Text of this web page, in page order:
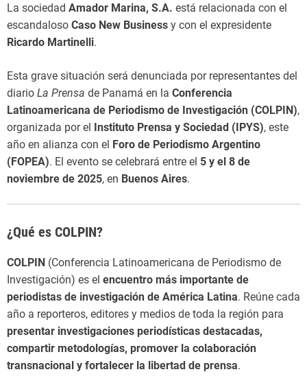
La sociedad Amador Marina, S.A. está relacionada con el
escandaloso Caso New Business y con el expresidente
Ricardo Martinelli.
Esta grave situación será denunciada por representantes del
diario La Prensa de Panamá en la Conferencia
Latinoamericana de Periodismo de Investigación (COLPIN),
organizada por el Instituto Prensa y Sociedad (IPYS), este
año en alianza con el Foro de Periodismo Argentino
(FOPEA). El evento se celebrará entre el 5 y el 8 de
noviembre de 2025, en Buenos Aires.
¿Qué es COLPIN?
COLPIN (Conferencia Latinoamericana de Periodismo de
Investigación) es el encuentro más importante de
periodistas de investigación de América Latina. Reúne cada
año a reporteros, editores y medios de toda la región para
presentar investigaciones periodísticas destacadas,
compartir metodologías, promover la colaboración
transnacional y fortalecer la libertad de prensa.